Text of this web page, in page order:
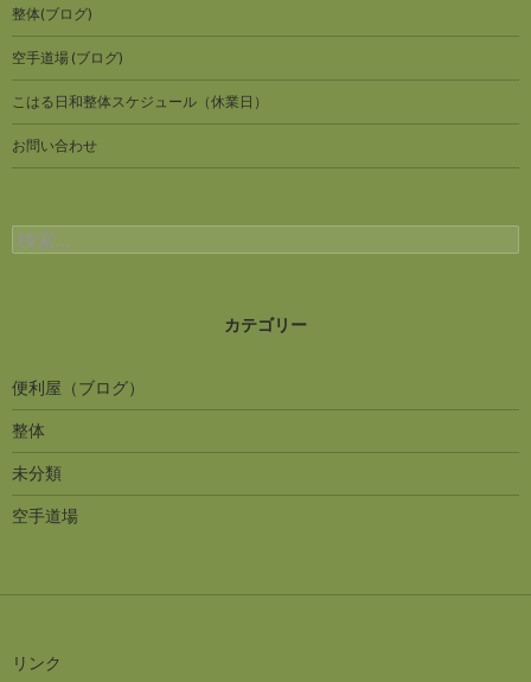
整体(ブログ)
空手道場 (ブログ)
こはる日和整体スケジュール（休業日）
お問い合わせ
検索:
カテゴリー
便利屋（ブログ）
整体
未分類
空手道場
リンク